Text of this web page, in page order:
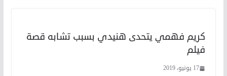
كريم فهمي يتحدى هنيدي بسبب تشابه قصة
فيلم
17 يونيو، 2019